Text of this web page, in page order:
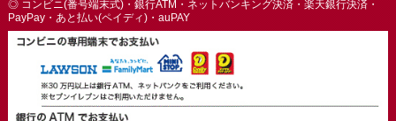
◎ コンビニ(番号端末式)・銀行ATM・ネットバンキング決済・楽天銀行決済・
PayPay・あと払い(ペイディ)・auPAY